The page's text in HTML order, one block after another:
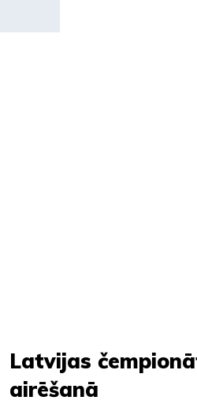
Latvijas
airēšanā